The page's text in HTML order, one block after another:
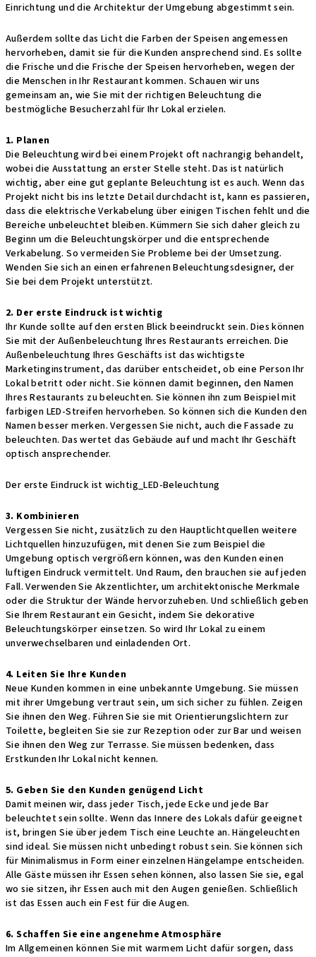
Einrichtung und die Architektur der Umgebung abgestimmt sein.
Außerdem sollte das Licht die Farben der Speisen angemessen
hervorheben, damit sie für die Kunden ansprechend sind. Es sollte
die Frische und die Frische der Speisen hervorheben, wegen der
die Menschen in Ihr Restaurant kommen. Schauen wir uns
gemeinsam an, wie Sie mit der richtigen Beleuchtung die
bestmögliche Besucherzahl für Ihr Lokal erzielen.
1. Planen
Die Beleuchtung wird bei einem Projekt oft nachrangig behandelt,
wobei die Ausstattung an erster Stelle steht. Das ist natürlich
wichtig, aber eine gut geplante Beleuchtung ist es auch. Wenn das
Projekt nicht bis ins letzte Detail durchdacht ist, kann es passieren,
dass die elektrische Verkabelung über einigen Tischen fehlt und die
Bereiche unbeleuchtet bleiben. Kümmern Sie sich daher gleich zu
Beginn um die Beleuchtungskörper und die entsprechende
Verkabelung. So vermeiden Sie Probleme bei der Umsetzung.
Wenden Sie sich an einen erfahrenen Beleuchtungsdesigner, der
Sie bei dem Projekt unterstützt.
2. Der erste Eindruck ist wichtig
Ihr Kunde sollte auf den ersten Blick beeindruckt sein. Dies können
Sie mit der Außenbeleuchtung Ihres Restaurants erreichen. Die
Außenbeleuchtung Ihres Geschäfts ist das wichtigste
Marketinginstrument, das darüber entscheidet, ob eine Person Ihr
Lokal betritt oder nicht. Sie können damit beginnen, den Namen
Ihres Restaurants zu beleuchten. Sie können ihn zum Beispiel mit
farbigen LED-Streifen hervorheben. So können sich die Kunden den
Namen besser merken. Vergessen Sie nicht, auch die Fassade zu
beleuchten. Das wertet das Gebäude auf und macht Ihr Geschäft
optisch ansprechender.
Der erste Eindruck ist wichtig_LED-Beleuchtung
3. Kombinieren
Vergessen Sie nicht, zusätzlich zu den Hauptlichtquellen weitere
Lichtquellen hinzuzufügen, mit denen Sie zum Beispiel die
Umgebung optisch vergrößern können, was den Kunden einen
luftigen Eindruck vermittelt. Und Raum, den brauchen sie auf jeden
Fall. Verwenden Sie Akzentlichter, um architektonische Merkmale
oder die Struktur der Wände hervorzuheben. Und schließlich geben
Sie Ihrem Restaurant ein Gesicht, indem Sie dekorative
Beleuchtungskörper einsetzen. So wird Ihr Lokal zu einem
unverwechselbaren und einladenden Ort.
4. Leiten Sie Ihre Kunden
Neue Kunden kommen in eine unbekannte Umgebung. Sie müssen
mit ihrer Umgebung vertraut sein, um sich sicher zu fühlen. Zeigen
Sie ihnen den Weg. Führen Sie sie mit Orientierungslichtern zur
Toilette, begleiten Sie sie zur Rezeption oder zur Bar und weisen
Sie ihnen den Weg zur Terrasse. Sie müssen bedenken, dass
Erstkunden Ihr Lokal nicht kennen.
5. Geben Sie den Kunden genügend Licht
Damit meinen wir, dass jeder Tisch, jede Ecke und jede Bar
beleuchtet sein sollte. Wenn das Innere des Lokals dafür geeignet
ist, bringen Sie über jedem Tisch eine Leuchte an. Hängeleuchten
sind ideal. Sie müssen nicht unbedingt robust sein. Sie können sich
für Minimalismus in Form einer einzelnen Hängelampe entscheiden.
Alle Gäste müssen ihr Essen sehen können, also lassen Sie sie, egal
wo sie sitzen, ihr Essen auch mit den Augen genießen. Schließlich
ist das Essen auch ein Fest für die Augen.
6. Schaffen Sie eine angenehme Atmosphäre
Im Allgemeinen können Sie mit warmem Licht dafür sorgen, dass